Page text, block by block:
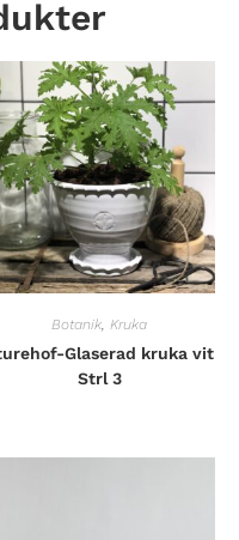
Botanik, Kruka
Glaserad kruka vit
Strl 3